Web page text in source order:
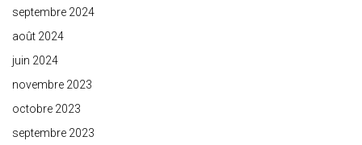
septembre 2024
août 2024
juin 2024
novembre 2023
octobre 2023
septembre 2023